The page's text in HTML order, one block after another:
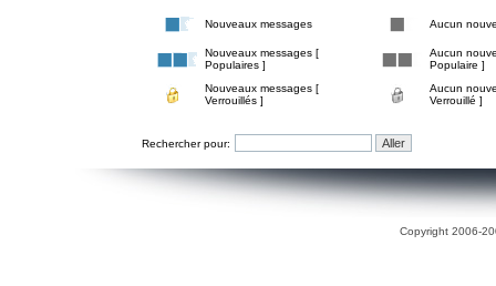
Nouveaux messages Aucun
Nouveaux messages [
Populaires ]
Aucun
Populaire ]
Nouveaux messages [
Verrouillés ]
Aucun
Verrouillé ]
Rechercher pour:
Copyright 2006-